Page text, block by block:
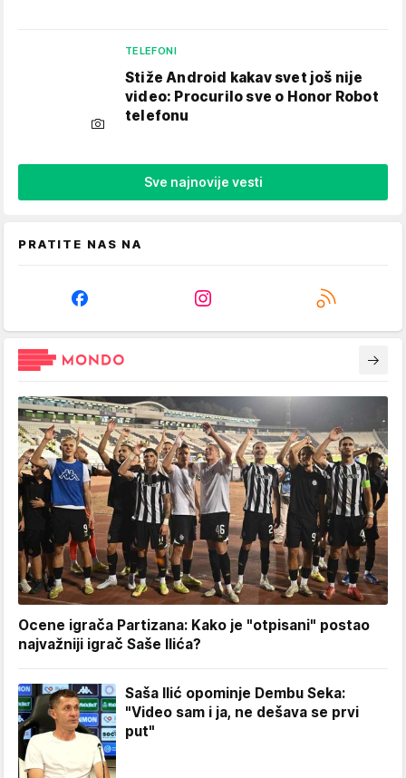
TELEFONI
Stiže Android kakav svet još nije
video: Procurilo sve o Honor Robot
telefonu
Sve najnovije vesti
PRATITE NAS NA
Ocene igrača Partizana: Kako je "otpisani" postao
najvažniji igrač Saše Ilića?
Saša Ilić opominje Dembu Seka:
"Video sam i ja, ne dešava se prvi
put"